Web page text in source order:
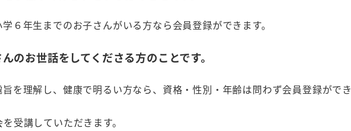
６年生までのお子さんがいる方なら会員登録ができます。
のお世話をしてくださる方のことです。
を理解し、健康で明るい方なら、資格・性別・年齢は問わず会員登録ができ
受講していただきます。